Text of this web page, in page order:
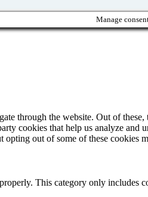
Manage
through the website. Out of
cookies that help us analyze
out of some of these cookies
This category only includes